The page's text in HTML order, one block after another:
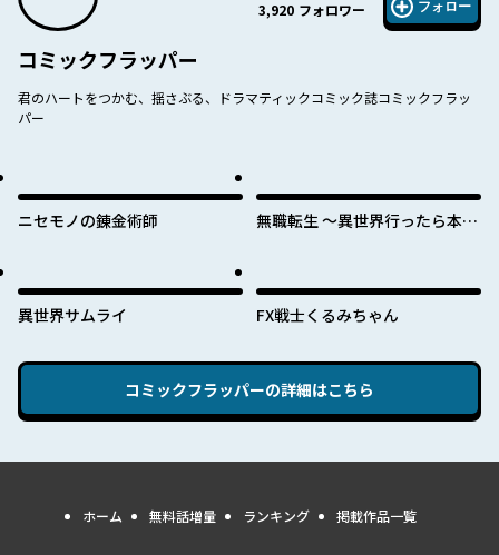
3,920 フォロワー フォロー
コミックフラッパー
君のハートをつかむ、揺さぶる、ドラマティックコミック誌コミックフラッ
パー
ニセモノの錬金術師
無職転生 ～異世界行ったら本気
異世界サムライ FX戦士くるみちゃん
コミックフラッパーの詳細はこちら
ホーム 無料話増量 ランキング 掲載作品一覧